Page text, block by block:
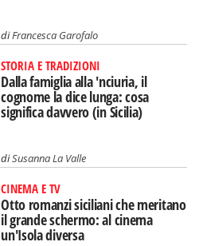
diFrancesca Garofalo
STORIA E TRADIZIONI
Dalla famiglia alla 'nciuria, il
cognome la dice lunga: cosa
significa davvero (in Sicilia)
diSusanna La Valle
CINEMA E TV
Otto romanzi siciliani che meritano
il grande schermo: al cinema
un'Isola diversa